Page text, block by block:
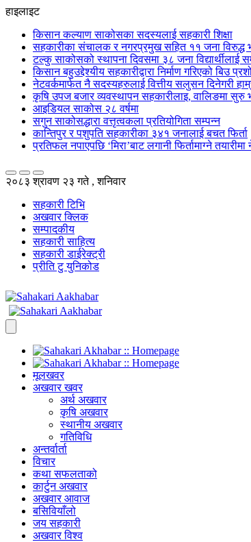
हाइलाइट
किसान कल्याण साकोसका सदस्यलाई सहकारी शिक्षा
सहकारीका संचालक र नगरप्रमुख सहित ११ जना विरुद्ध
टल्कु साकोसको स्थापना दिवसमा ३८ जना विद्यार्थीलाई
किसान बहुउद्देश्यीय सहकारीद्वारा निर्माण गरिएको बिउ
नेटवर्कमार्फत नै सदस्यहरुलाई वित्तीय सलुसन दिनेगरी
कृषि उपज बजार व्यवस्थापन सहकारीलाइ, वालिङमा सुरु
आइडियल साकोस २८ वर्षमा
सगुन साकोसद्धारा वत्तृत्वकला प्रतियोगिता सम्पन्न
कान्तिपुर र पशुपति सहकारीका ३४१ जनालाई बचत फिर्ता
प्रतिफल नपाएपछि ‘मिरा’बाट लगानी फिर्तामाग्ने
२०८३ श्रावण २३ गते , शनिवार
सहकारी टिभि
अखवार क्लिक
सम्पादकीय
सहकारी साहित्य
सहकारी डाईरेक्ट्री
प्रीति टु युनिकोड
मूलखवर
अखवार खवर
अर्थ अखवार
कृषि अखवार
स्थानीय अखवार
गतिविधि
अन्तर्वार्ता
विचार
कथा सफलताको
कार्टुन अखवार
अखवार आवाज
बसिवियाँलो
जय सहकारी
अखवार विश्व